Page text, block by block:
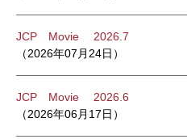
JCP Movie 2026.7
（2026年07月24日）
JCP Movie 2026.6
（2026年06月17日）